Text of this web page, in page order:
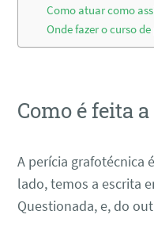
Como atuar como
Onde fazer o curso
Como é feita
A perícia grafotécnica
lado, temos a escrita
Questionada, e, do